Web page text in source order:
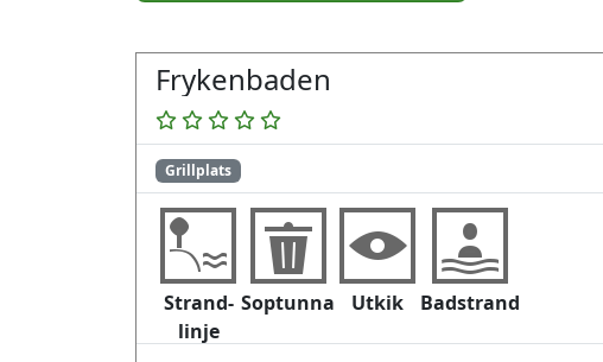
Frykenbaden
Grillplats
Strand-
linje
Soptunna Utkik Badstrand